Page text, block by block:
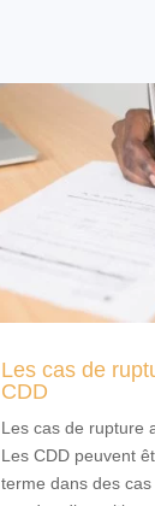
Les cas de
CDD
Les cas de rupture
Les CDD peuvent
terme dans des